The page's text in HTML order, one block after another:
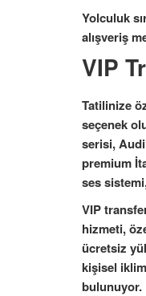
Yolculuk
alışveriş
VIP
Tatilinize
seçenek
serisi,
premium
ses
VIP
hizmeti,
ücretsiz
kişisel
bulunuyor.